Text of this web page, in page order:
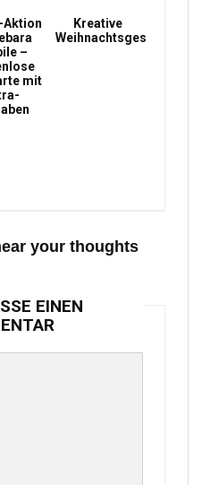
Aktion
–
mit
Kreative
Weihnachtsgeschenke
your thoughts
EINEN